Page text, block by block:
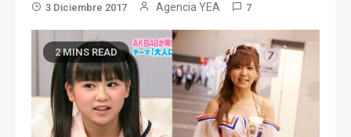
3 Diciembre 2017 Agencia YEA 7
2 MINS READ